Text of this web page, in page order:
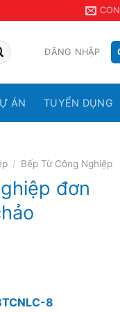
ĐĂNG NHẬP
ÁN TUYỂN DỤNG
/ Bếp Từ Công Nghiệp
đơn
8